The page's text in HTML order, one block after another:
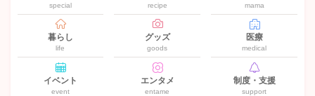
special recipe mama
暮らし
life
グッズ
goods
医療
medical
イベント
event
エンタメ
entame
制度・支援
support